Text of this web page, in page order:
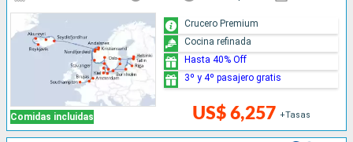
Comidas incluidas US$ 6,257 +Tasas
Crucero Premium
Cocina refinada
Hasta 40% Off
3º y 4º pasajero gratis